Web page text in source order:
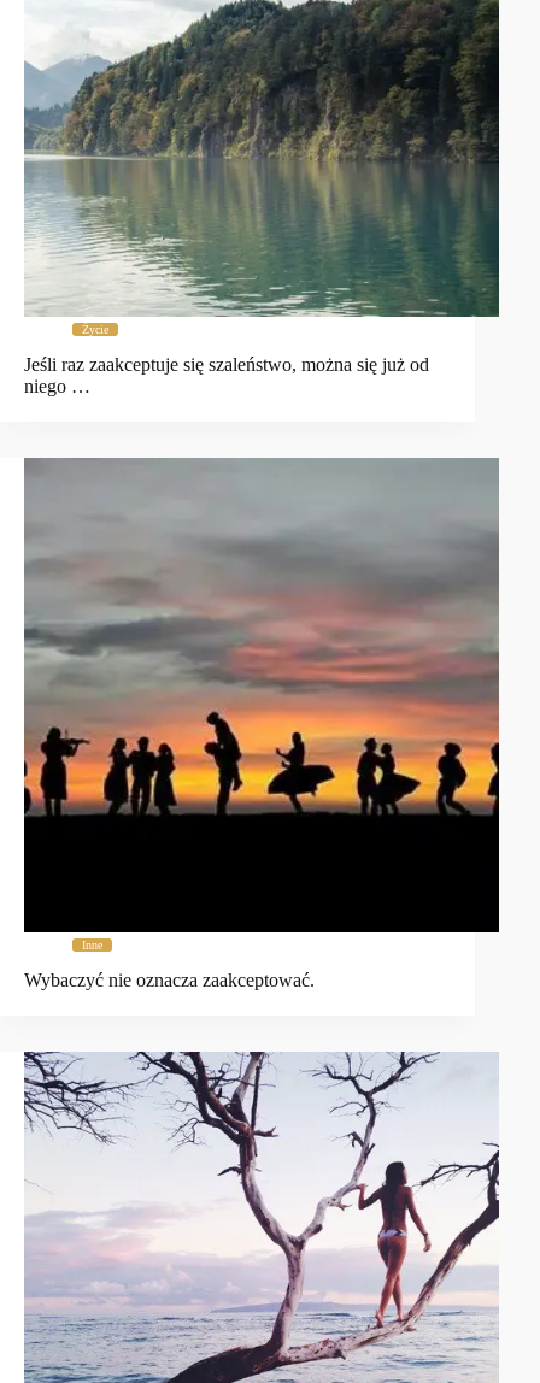
Życie
Jeśli raz zaakceptuje się szaleństwo, można się już od
niego …
Inne
Wybaczyć nie oznacza zaakceptować.